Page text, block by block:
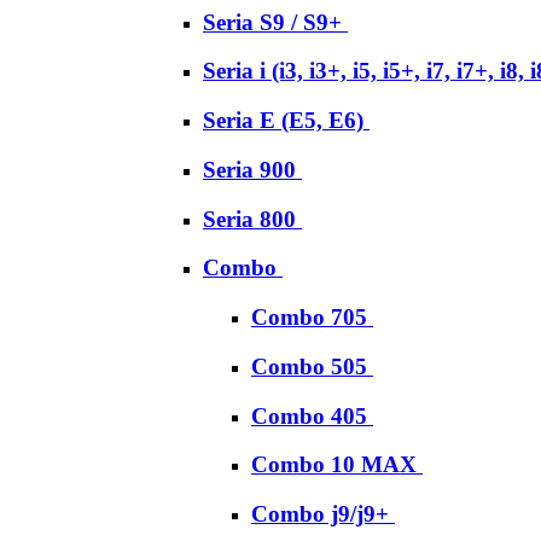
Seria S9 / S9+
Seria i (i3, i3+, i5, i5+, i7, i7+, i8,
Seria E (E5, E6)
Seria 900
Seria 800
Combo
Combo 705
Combo 505
Combo 405
Combo 10 MAX
Combo j9/j9+